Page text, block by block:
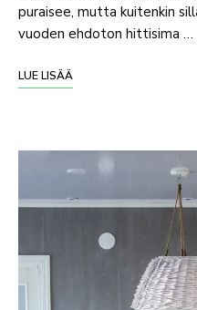
puraisee, mutta kuitenkin
vuoden ehdoton hittisima …
LUE LISÄÄ